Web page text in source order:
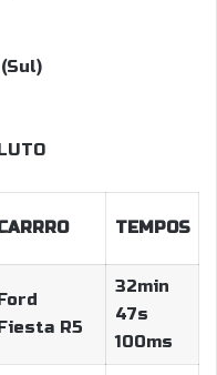
(Sul)
TEMPOS
R5
32min
47s
100ms